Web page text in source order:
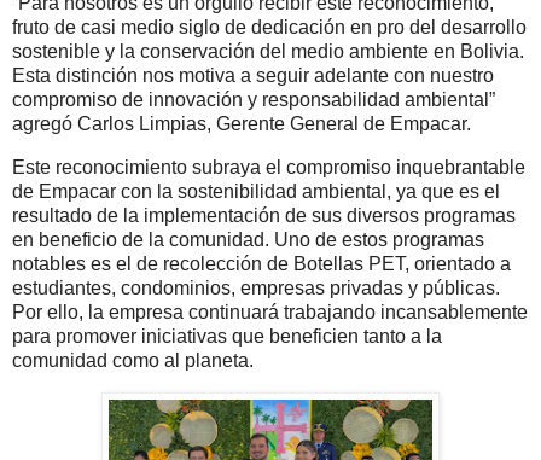
fruto de casi medio siglo de dedicación en pro del desarrollo
sostenible y la conservación del medio ambiente en Bolivia.
Esta distinción nos motiva a seguir adelante con nuestro
compromiso de innovación y responsabilidad ambiental”
agregó Carlos Limpias, Gerente General de Empacar.
Este reconocimiento subraya el compromiso inquebrantable
de Empacar con la sostenibilidad ambiental, ya que es el
resultado de la implementación de sus diversos programas
en beneficio de la comunidad. Uno de estos programas
notables es el de recolección de Botellas PET, orientado a
estudiantes, condominios, empresas privadas y públicas.
Por ello, la empresa continuará trabajando incansablemente
para promover iniciativas que beneficien tanto a la
comunidad como al planeta.